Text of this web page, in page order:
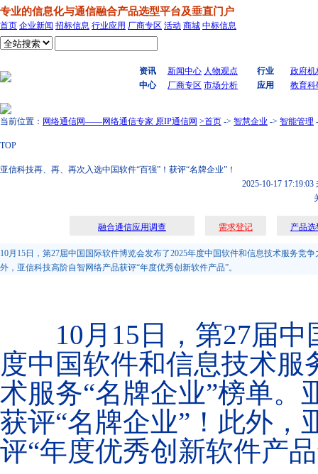
专业的信息化与通信融合产品选型平台及垂直门户
首页 企业新闻 招标信息 行业应用 厂商专区 活动 商城 中标信息
资讯
中心
新闻中心 人物观点
厂商专区 市场分析
行业
应用
政府
教育
当前位置： 网络通信网——网络通信专家 原IP通信网 >首页 -> 智慧企业 -> 智能管理
TOP
亚信科技再、再、再次入选中国软件“百强”！获评“名牌企业”！
2025-10-17 17:19:03
融合通信应用调查 需求登记 产品选
10月15日，第27届中国国际软件博览会发布了2025年度中国软件和信息技术服务竞
外，亚信科技高阶自智网络产品获评“年度优秀创新软件产品”。
10月15日，第27届中
度中国软件和信息技术服
术服务“名牌企业”榜单。
获评“名牌企业”！此外，
评“年度优秀创新软件产